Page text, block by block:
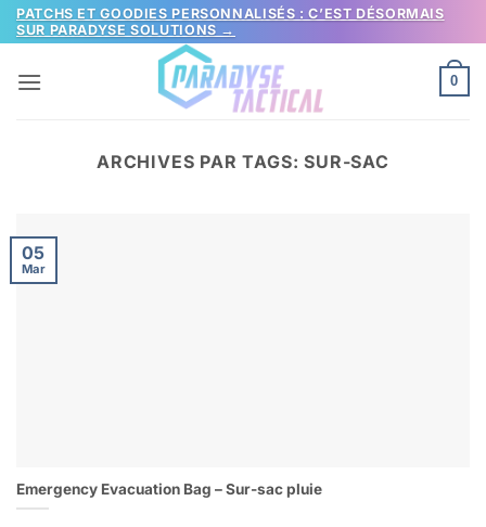
Passer
au
PATCHS ET GOODIES PERSONNALISÉS : C’EST DÉSORMAIS
SUR PARADYSE SOLUTIONS →
0
ARCHIVES PAR TAGS:SUR-SAC
Emergency Evacuation Bag – Sur-sac pluie
05
Mar